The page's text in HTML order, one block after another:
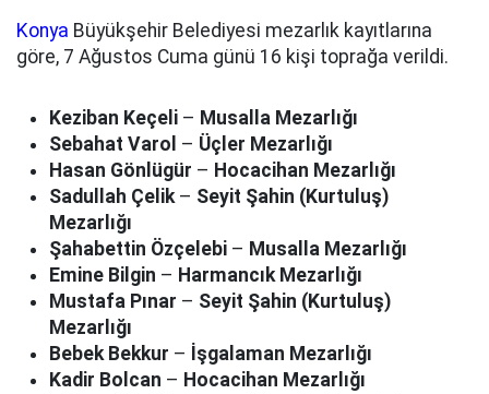
Konya Büyükşehir Belediyesi mezarlık kayıtlarına
göre, 7 Ağustos Cuma günü 16 kişi toprağa verildi.
Keziban Keçeli – Musalla Mezarlığı
Sebahat Varol – Üçler Mezarlığı
Hasan Gönlügür – Hocacihan Mezarlığı
Sadullah Çelik– Seyit Şahin (Kurtuluş)
Mezarlığı
Şahabettin Özçelebi – Musalla Mezarlığı
Emine Bilgin – Harmancık Mezarlığı
Mustafa Pınar – Seyit Şahin (Kurtuluş)
Mezarlığı
Bebek Bekkur – İşgalaman Mezarlığı
Kadir Bolcan – Hocacihan Mezarlığı